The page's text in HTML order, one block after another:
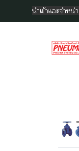
นำเข้าและจำห